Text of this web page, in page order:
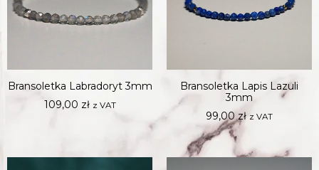
Bransoletka Labradoryt 3mm
109,00 zł z VAT
Bransoletka Lapis Lazuli
3mm
99,00zł z VAT